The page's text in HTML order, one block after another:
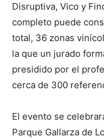
Disruptiva, Vico y
completo puede
total, 36 zonas
la que un jurado
presidido por el
cerca de 300
El evento se
Parque Gallarza de